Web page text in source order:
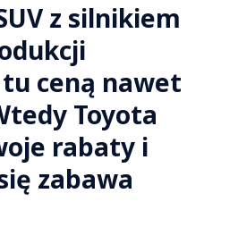
z silnikiem
tu ceną nawet
Toyota
rabaty i
zabawa